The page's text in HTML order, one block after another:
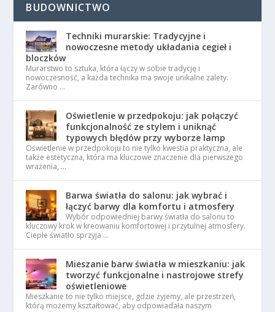
BUDOWNICTWO
Techniki murarskie: Tradycyjne i
nowoczesne metody układania cegieł i
bloczków
Murarstwo to sztuka, która łączy w sobie tradycję i
nowoczesność, a każda technika ma swoje unikalne zalety.
Zarówno …
Oświetlenie w przedpokoju: jak połączyć
funkcjonalność ze stylem i uniknąć
typowych błędów przy wyborze lamp
Oświetlenie w przedpokoju to nie tylko kwestia praktyczna, ale
także estetyczna, która ma kluczowe znaczenie dla pierwszego
wrażenia, …
Barwa światła do salonu: jak wybrać i
łączyć barwy dla komfortu i atmosfery
Wybór odpowiedniej barwy światła do salonu to
kluczowy krok w kreowaniu komfortowej i przytulnej atmosfery.
Ciepłe światło sprzyja …
Mieszanie barw światła w mieszkaniu: jak
tworzyć funkcjonalne i nastrojowe strefy
oświetleniowe
Mieszkanie to nie tylko miejsce, gdzie żyjemy, ale przestrzeń,
którą możemy kształtować, aby odpowiadała naszym